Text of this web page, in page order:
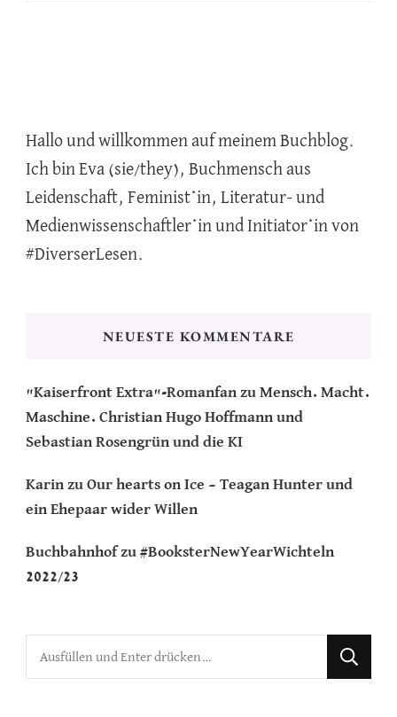
Hallo und willkommen auf meinem Buchblog.
Ich bin Eva (sie/they), Buchmensch aus
Leidenschaft, Feminist*in, Literatur- und
Medienwissenschaftler*in und Initiator*in von
#DiverserLesen.
NEUESTE KOMMENTARE
"Kaiserfront Extra"-Romanfan zu Mensch. Macht.
Maschine. Christian Hugo Hoffmann und
Sebastian Rosengrün und die KI
Karin zu Our hearts on Ice – Teagan Hunter und
ein Ehepaar wider Willen
Buchbahnhofzu #BooksterNewYearWichteln
2022/23
Suchst
du